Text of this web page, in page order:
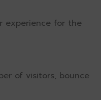
experience for the
of visitors, bounce